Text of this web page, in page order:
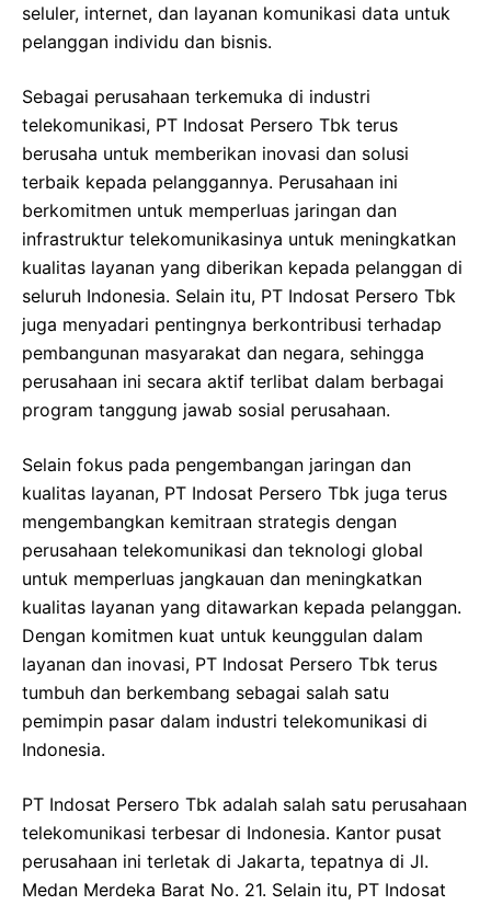
seluler, internet, dan layanan komunikasi data untuk
pelanggan individu dan bisnis.
Sebagai perusahaan terkemuka di industri
telekomunikasi, PT Indosat Persero Tbk terus
berusaha untuk memberikan inovasi dan solusi
terbaik kepada pelanggannya. Perusahaan ini
berkomitmen untuk memperluas jaringan dan
infrastruktur telekomunikasinya untuk meningkatkan
kualitas layanan yang diberikan kepada pelanggan di
seluruh Indonesia. Selain itu, PT Indosat Persero Tbk
juga menyadari pentingnya berkontribusi terhadap
pembangunan masyarakat dan negara, sehingga
perusahaan ini secara aktif terlibat dalam berbagai
program tanggung jawab sosial perusahaan.
Selain fokus pada pengembangan jaringan dan
kualitas layanan, PT Indosat Persero Tbk juga terus
mengembangkan kemitraan strategis dengan
perusahaan telekomunikasi dan teknologi global
untuk memperluas jangkauan dan meningkatkan
kualitas layanan yang ditawarkan kepada pelanggan.
Dengan komitmen kuat untuk keunggulan dalam
layanan dan inovasi, PT Indosat Persero Tbk terus
tumbuh dan berkembang sebagai salah satu
pemimpin pasar dalam industri telekomunikasi di
Indonesia.
PT Indosat Persero Tbk adalah salah satu perusahaan
telekomunikasi terbesar di Indonesia. Kantor pusat
perusahaan ini terletak di Jakarta, tepatnya di Jl.
Medan Merdeka Barat No. 21. Selain itu, PT Indosat